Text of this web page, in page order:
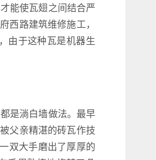
能使瓦翅之间结合严
西路建筑维修施工，
由于这种瓦是机器生
是淌白墙做法。最早
父亲精湛的砖瓦作技
双大手磨出了厚厚的